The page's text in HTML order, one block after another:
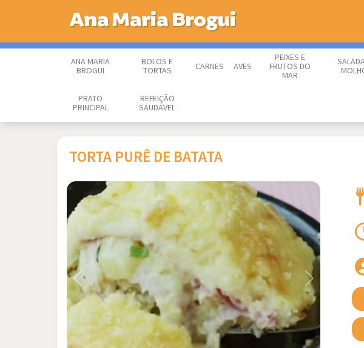
Ana Maria Brogui
ANA MARIA
BROGUI
BOLOS E
TORTAS
CARNES AVES
PEIXES E
FRUTOS DO
MAR
PRATO
PRINCIPAL
REFEIÇÃO
SAUDÁVEL
TORTA PURÊ DE BATATA
Previous Next